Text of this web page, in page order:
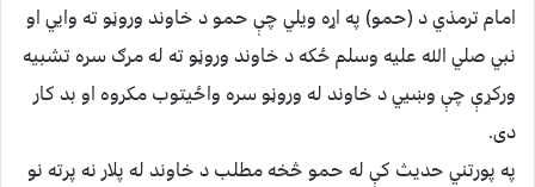
امام ترمذي د (حمو) په اړه ويلي چې حمو د خاوند وروڼو ته وايي او
نبي صلي الله عليه وسلم ځکه د خاوند وروڼو ته له مرګ سره تشبيه
ورکړې چې وښيي د خاوند له وروڼو سره واځيتوب مکروه او بد کار
دی.
په پورتني حديث کې له حمو څخه مطلب د خاوند له پلار نه پرته نو